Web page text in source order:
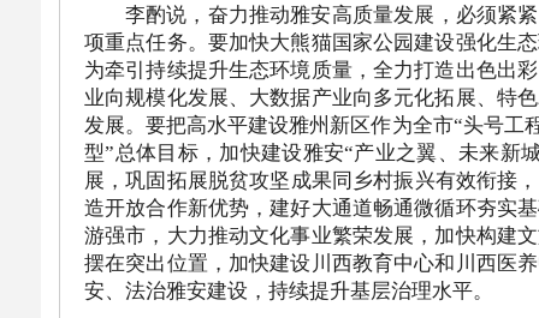
李酌说，奋力推动雅安高质量发展，必须紧
项重点任务。要加快大熊猫国家公园建设强化生
为牵引持续提升生态环境质量，全力打造出色出
业向规模化发展、大数据产业向多元化拓展、特
发展。要把高水平建设雅州新区作为全市“头号工
型”总体目标，加快建设雅安“产业之翼、未来新
展，巩固拓展脱贫攻坚成果同乡村振兴有效衔接
造开放合作新优势，建好大通道畅通微循环夯实
游强市，大力推动文化事业繁荣发展，加快构建
摆在突出位置，加快建设川西教育中心和川西医
安、法治雅安建设，持续提升基层治理水平。